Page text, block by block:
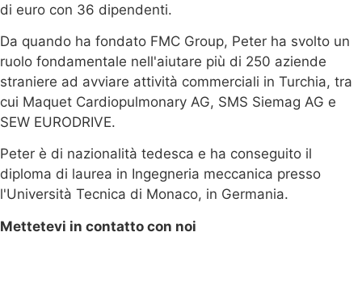
di euro con 36 dipendenti.
Da quando ha fondato FMC Group, Peter ha svolto un
ruolo fondamentale nell'aiutare più di 250 aziende
straniere ad avviare attività commerciali in Turchia, tra
cui Maquet Cardiopulmonary AG, SMS Siemag AG e
SEW EURODRIVE.
Peter è di nazionalità tedesca e ha conseguito il
diploma di laurea in Ingegneria meccanica presso
l'Università Tecnica di Monaco, in Germania.
Mettetevi in contatto con noi